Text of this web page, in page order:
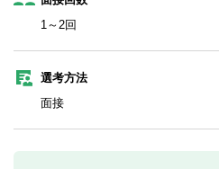
1～2回
選考方法
面接